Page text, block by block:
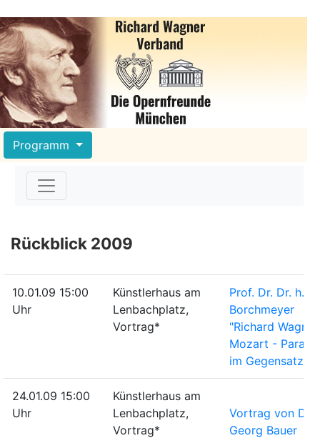
Programm
Rückblick 2009
10.01.09 15:00
Uhr
Künstlerhaus am
Lenbachplatz,
Vortrag*
Prof. Dr. Dr. h.
Borchmeyer
"Richard
Mozart -
im Gegensatz"
24.01.09 15:00
Uhr
Künstlerhaus am
Lenbachplatz,
Vortrag*
Vortrag von Dr.
Georg Bauer